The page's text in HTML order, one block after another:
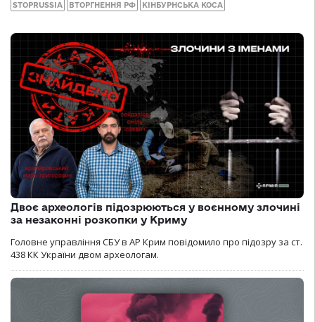
STOPRUSSIA ВТОРГНЕННЯ РФ КІНБУРНСЬКА КОСА
Двоє археологів підозрюються у воєнному злочині
за незаконні розкопки у Криму
Головне управління СБУ в АР Крим повідомило про підозру за ст.
438 КК України двом археологам.